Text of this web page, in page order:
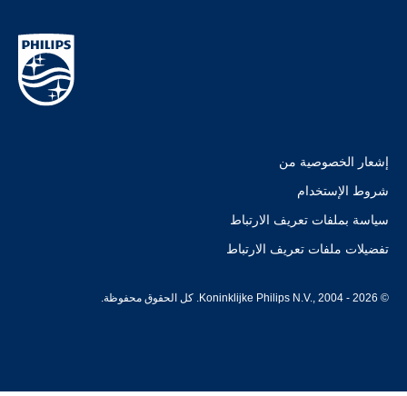
إشعار الخصوصية من
شروط الإستخدام
سياسة بملفات تعريف الارتباط
تفضيلات ملفات تعريف الارتباط
© Koninklijke Philips N.V., 2004 - 2026. كل الحقوق محفوظة.